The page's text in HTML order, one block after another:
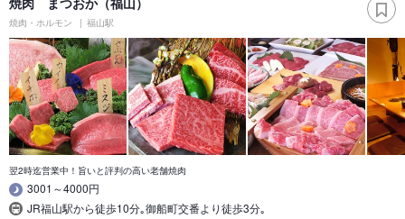
焼肉・ホルモン 福山駅
翌2時迄営業中！旨いと評判の高い老舗焼肉
3001～4000円
JR福山駅から徒歩10分｡御船町交番より徒歩3分｡